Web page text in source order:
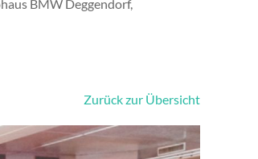
BMW Deggendorf,
Zurück zur Übersicht